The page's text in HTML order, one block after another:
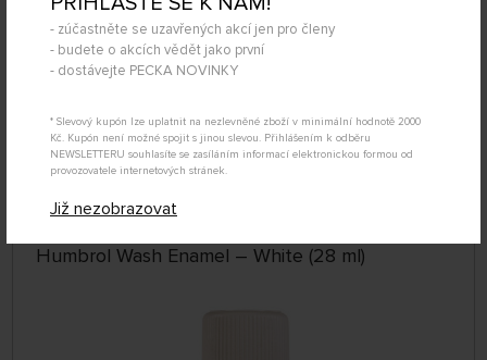
- zúčastněte se uzavřených akcí jen pro členy
- budete o akcích vědět jako první
- dostávejte PECKA NOVINKY
* Slevový kupón lze uplatnit na nezlevněné zboží v minimální hodnotě 2000
Kč. Kupón není možné spojit s jinou slevou. Přihlášením k odběru
NEWSLETTERU souhlasíte se zasíláním informací elektronickou formou od
provozovatele internetových stránek.
Již nezobrazovat
EDGM02
135 Kč KOUPIT
Úterý 11.08. může být u Vás
Humbrol Wash Enamel – White (28 ml)